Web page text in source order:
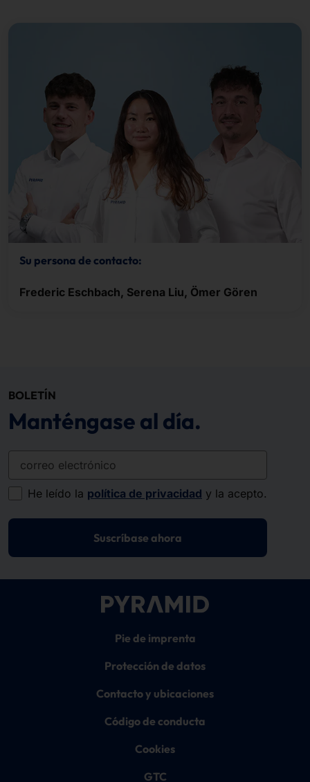
Su persona de contacto:
Frederic Eschbach, Serena Liu, Ömer Gören
BOLETÍN
Manténgase al día.
correo electrónico
He leído la política de privacidad y la acepto.
Suscríbase ahora
Pie de imprenta
Protección de datos
Contacto y ubicaciones
Código de conducta
Cookies
GTC